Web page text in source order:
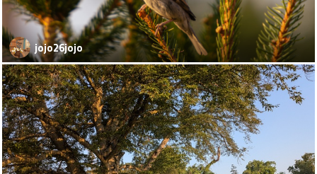
jojo26jojo